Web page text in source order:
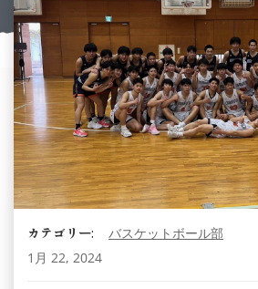
カテゴリー:
バスケットボール部
1月 22, 2024